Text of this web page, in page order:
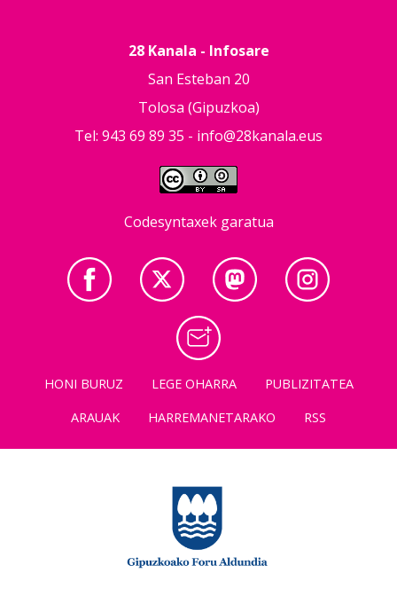
28 Kanala - Infosare
San Esteban 20
Tolosa (Gipuzkoa)
Tel: 943 69 89 35 - info@28kanala.eus
Codesyntaxek garatua
HONI BURUZ LEGE OHARRA
PUBLIZITATEA
ARAUAK
HARREMANETARAKO RSS